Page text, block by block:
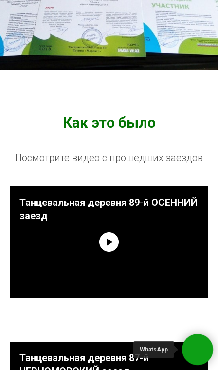
Как это было
Посмотрите видео с прошедших заездов
Танцевальная деревня 89-й ОСЕННИЙ
заезд
Танцевальная деревня 87-й
WhatsApp